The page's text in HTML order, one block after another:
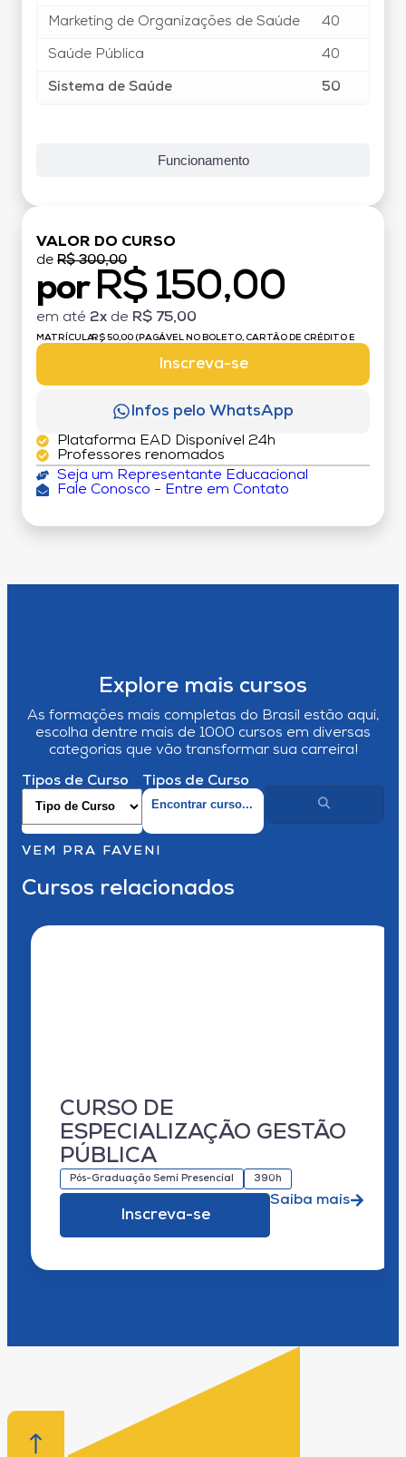
Funcionamento
Marketing de Organizações de Saúde 40
Saúde Pública 40
Sistema de Saúde 50
VALOR DO CURSO
de R$ 300,00
por R$ 150,00
em até 2x de R$ 75,00
MATRÍCULA:R$ 50,00 (PAGÁVEL NO BOLETO, CARTÃO DE CRÉDITO E
Inscreva-se
Infos pelo WhatsApp
Plataforma EAD Disponível 24h
Professores renomados
Seja um Representante Educacional
Fale Conosco - Entre em Contato
Explore mais cursos
As formações mais completas do Brasil estão aqui,
escolha dentre mais de 1000 cursos em diversas
categorias que vão transformar sua carreira!
Tipos de Curso Tipos de Curso
VEM PRA FAVENI
Cursos relacionados
CURSO DE
ESPECIALIZAÇÃO GESTÃO
PÚBLICA
Pós-Graduação Semi Presencial 390h
Inscreva-se
Saiba mais